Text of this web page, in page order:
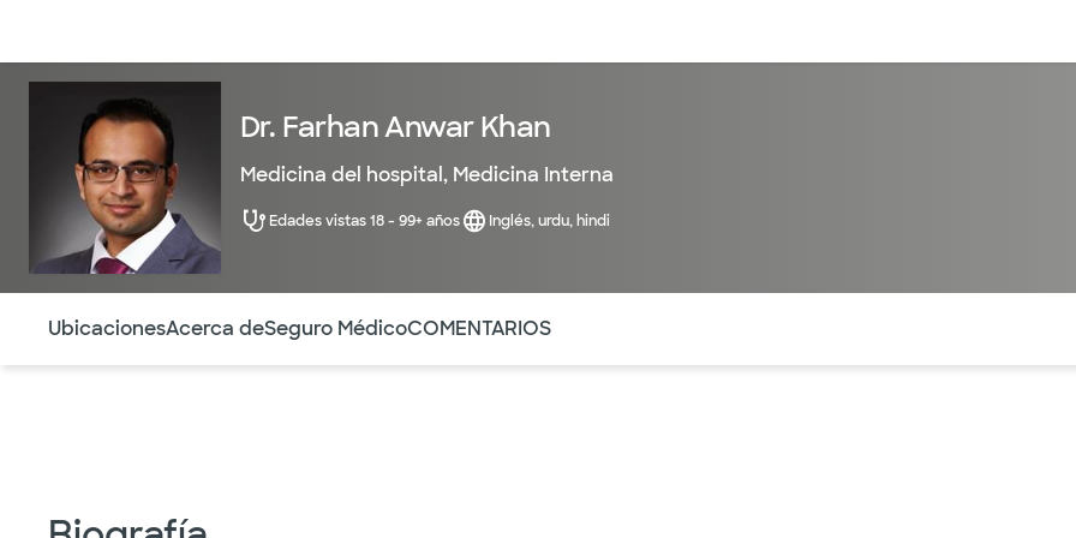
Dr. Farhan Anwar Khan
Medicina del hospital , Medicina Interna
Edades vistas 18 - 99+ años Inglés, urdu, hindi
UbicacionesAcerca deSeguro MédicoCOMENTARIOS